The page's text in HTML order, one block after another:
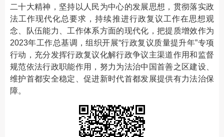
二十大精神，坚持以人民为中心的发展思想，贯彻落实政
法工作现代化总要求，持续推进行政复议工作在思想观
念、队伍能力、工作体系方面的现代化，把提质增效作为
2023年工作总基调，组织开展“行政复议质量提升年”专项
行动，充分发挥行政复议化解行政争议主渠道作用和监督
规范依法行政职能作用，努力为法治中国首善之区建设、
维护首都安全稳定、促进新时代首都发展提供有力法治保
障。